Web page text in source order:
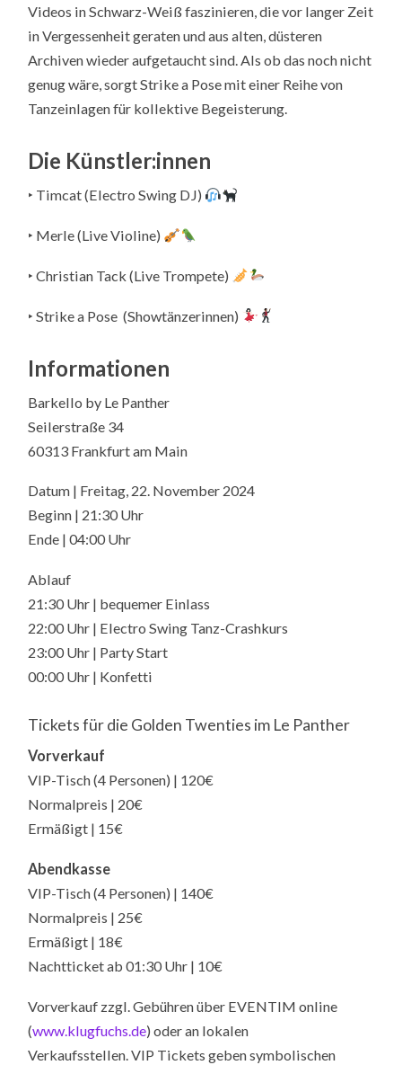
Videos in Schwarz-Weiß faszinieren, die vor langer Zeit
in Vergessenheit geraten und aus alten, düsteren
Archiven wieder aufgetaucht sind. Als ob das noch nicht
genug wäre, sorgt Strike a Pose mit einer Reihe von
Tanzeinlagen für kollektive Begeisterung.
Die Künstler:innen
‣ Timcat (Electro Swing DJ)
‣ Merle (Live Violine)
‣ Christian Tack (Live Trompete)
‣ Strike a Pose (Showtänzerinnen)
Informationen
Barkello by Le Panther
Seilerstraße 34
60313 Frankfurt am Main
Datum | Freitag, 22. November 2024
Beginn | 21:30 Uhr
Ende | 04:00 Uhr
Ablauf
21:30 Uhr | bequemer Einlass
22:00 Uhr | Electro Swing Tanz-Crashkurs
23:00 Uhr | Party Start
00:00 Uhr | Konfetti
Tickets für die Golden Twenties im Le Panther
Vorverkauf
VIP-Tisch (4 Personen) | 120€
Normalpreis | 20€
Ermäßigt | 15€
Abendkasse
VIP-Tisch (4 Personen) | 140€
Normalpreis | 25€
Ermäßigt | 18€
Nachtticket ab 01:30 Uhr | 10€
Vorverkauf zzgl. Gebühren über EVENTIM online
(www.klugfuchs.de) oder an lokalen
Verkaufsstellen. VIP Tickets geben symbolischen